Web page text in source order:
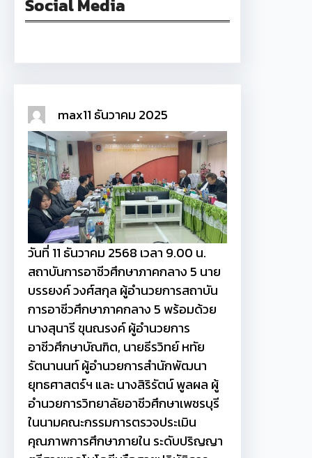
Social Media
max11 ธันวาคม 2025
วันที่ 11 ธันวาคม 2568 เวลา 9.00 น.
สถาบันการอาชีวศึกษาภาคกลาง 5 นาย
บรรยงค์ วงศ์สกุล ผู้อำนวยการสถาบัน
การอาชีวศึกษาภาคกลาง 5 พร้อมด้วย
นางสุนารี ขุนณรงค์ ผู้อำนวยการ
อาชีวศึกษาบัณฑิต, นายธีรวิทย์ หทัย
รัตนานนท์ ผู้อำนวยการสำนักพัฒนา
ยุทธศาสตร์ฯ และ นางสิริรัตน์ พูลผล ผู้
อำนวยการวิทยาลัยอาชีวศึกษาเพชรบุรี
ในนามคณะกรรมการตรวจประเมิน
คุณภาพการศึกษาภายใน ระดับปริญญา